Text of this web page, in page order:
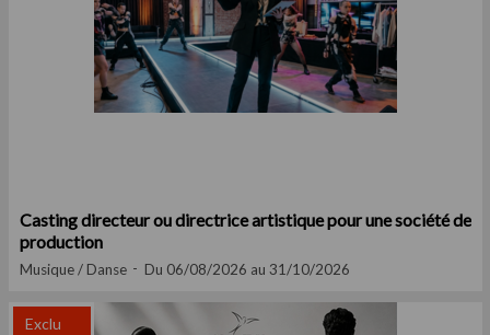
Casting directeur ou directrice artistique pour une société de
production
Musique / Danse Du 06/08/2026 au 31/10/2026
Exclu